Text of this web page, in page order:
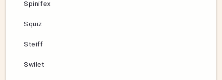
Spinifex
Squiz
Steiff
Swilet